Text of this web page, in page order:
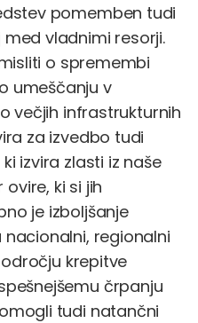
pomemben tudi
vladnimi resorji.
o spremembi
umeščanju v
večjih infrastrukturnih
za izvedbo tudi
izvira zlasti iz naše
ki si jih
je izboljšanje
regionalni
krepitve
črpanju
tudi natančni